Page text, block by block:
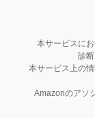
本サービスに
診
本サービス上の
Amazonのアソ